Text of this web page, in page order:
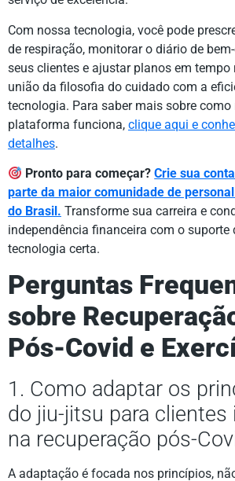
Com nossa tecnologia, você pode
de respiração, monitorar o diário de
seus clientes e ajustar planos em tempo
união da filosofia do cuidado com a
tecnologia. Para saber mais sobre como
plataforma funciona, clique aqui e
detalhes.
Pronto para começar? Crie sua
parte da maior comunidade de
do Brasil. Transforme sua carreira e
independência financeira com o suporte
tecnologia certa.
Perguntas
sobre
Pós-Covid e
1. Como adaptar os
do jiu-jitsu para clientes
na recuperação pós-
A adaptação é focada nos princípios,